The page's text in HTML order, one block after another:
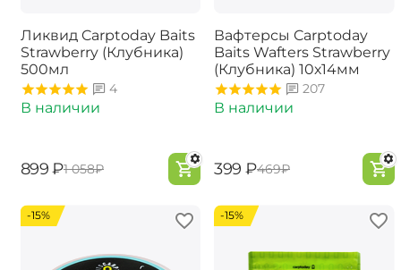
Ликвид Carptoday Baits
Strawberry (Клубника)
500мл
4
В наличии
‍899‍ ₽‍1 058‍₽
Вафтерсы Carptoday
Baits Wafters Strawberry
(Клубника) 10х14мм
207
В наличии
‍399‍ ₽‍469‍₽
-15% -15%